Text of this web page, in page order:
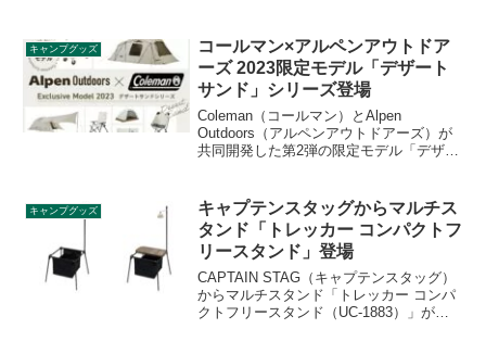
す。入荷や再販情報を随時まとめます。
キャンプグッズ
コールマン×アルペンアウトドア
ーズ 2023限定モデル「デザート
サンド」シリーズ登場
Coleman（コールマン）とAlpen
Outdoors（アルペンアウトドアーズ）が
共同開発した第2弾の限定モデル「デザー
む&おしゃれをコンセプトにした独自カラ
ーで人気アイテムが登場します。詳細を
レビューします。
キャンプグッズ
キャプテンスタッグからマルチス
タンド「トレッカー コンパクトフ
リースタンド」登場
CAPTAIN STAG（キャプテンスタッグ）
からマルチスタンド「トレッカー コンパ
クトフリースタンド（UC-1883）」が登